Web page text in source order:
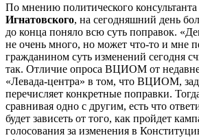
По мнению политического консультанта
Игнатовского, на сегодняшний день
до конца поняло всю суть поправок.
не очень много, но может что-то и мне
гражданином суть изменений сегодня
так. Отличие опроса ВЦИОМ от
«Левада-центра» в том, что ВЦИОМ,
перечисляет конкретные поправки.
сравнивая одно с другим, есть что
будет зависеть от того, как пройдет
голосования за изменения в